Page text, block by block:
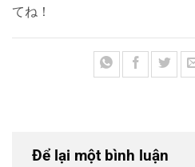
てね！
Để lại một bình luận